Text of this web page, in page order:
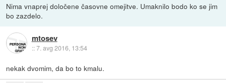
Nima vnaprej določene časovne omejitve. Umaknilo bodo ko se jim
bo zazdelo.
mtosev
::7. avg 2016, 13:54
nekak dvomim, da bo to kmalu.